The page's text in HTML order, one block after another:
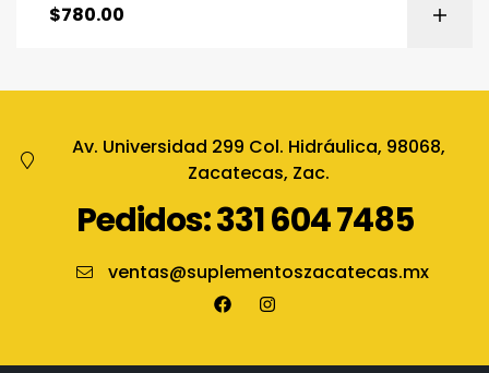
$780.00
Av. Universidad 299 Col. Hidráulica, 98068,
Zacatecas, Zac.
Pedidos: 331 604 7485
ventas@suplementoszacatecas.mx